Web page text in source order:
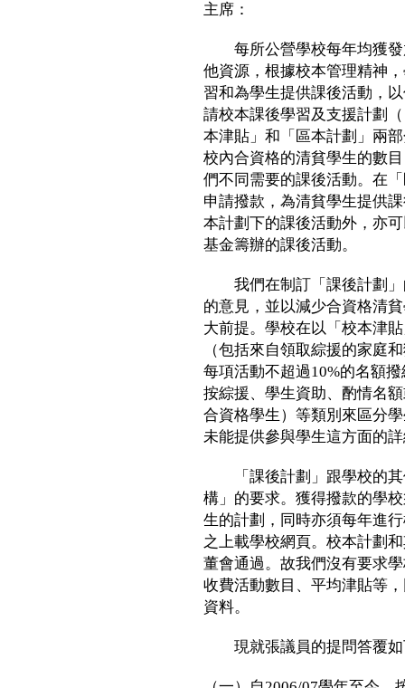
主席：
每所公營學校每年均獲發
他資源，根據校本管理精神
習和為學生提供課後活動，
請校本課後學習及支援計劃
本津貼」和「區本計劃」兩
校內合資格的清貧學生的數
們不同需要的課後活動。在
申請撥款，為清貧學生提供
本計劃下的課後活動外，亦
基金籌辦的課後活動。
我們在制訂「課後計劃」
的意見，並以減少合資格清
大前提。學校在以「校本津
（包括來自領取綜援的家庭
每項活動不超過10%的名額
按綜援、學生資助、酌情名
合資格學生）等類別來區分
未能提供參與學生這方面的
「課後計劃」跟學校的其
構」的要求。獲得撥款的學
生的計劃，同時亦須每年進
之上載學校網頁。校本計劃
董會通過。故我們沒有要求
收費活動數目、平均津貼等
資料。
現就張議員的提問答覆如